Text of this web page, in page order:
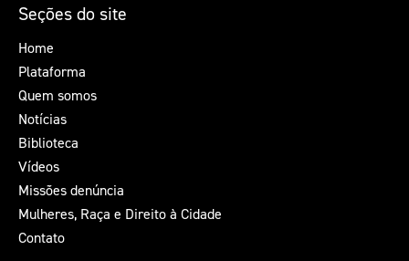
Seções do site
Home
Plataforma
Quem somos
Notícias
Biblioteca
Vídeos
Missões denúncia
Mulheres, Raça e Direito à Cidade
Contato